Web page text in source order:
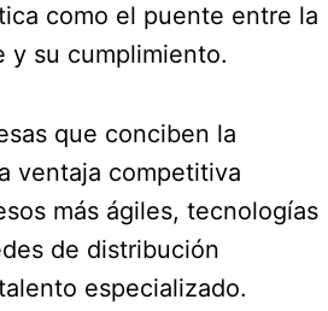
como el puente entre la
y su cumplimiento.
que conciben la
ventaja competitiva
más ágiles, tecnologías
de distribución
especializado.